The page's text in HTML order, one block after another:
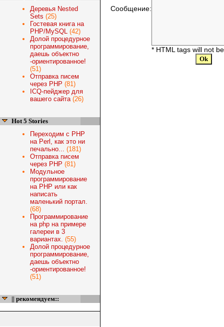
Деревья Nested
Sets (25)
Гостевая книга на
PHP/MySQL (42)
Долой процедурное
программирование,
даешь объектно
-ориентированное!
(51)
Отправка писем
через PHP (81)
ICQ-пейджер для
вашего сайта(26)
Hot 5 Stories
Переходим с PHP
на Perl, как это ни
печально... (181)
Отправка писем
через PHP (81)
Модульное
программирование
на PHP или как
написать
маленький портал.
(68)
Программирование
на php на примере
галереи в 3
вариантах. (55)
Долой процедурное
программирование,
даешь объектно
-ориентированное!
(51)
|| рекомендуем::
Сообщение:
* HTML tags will not